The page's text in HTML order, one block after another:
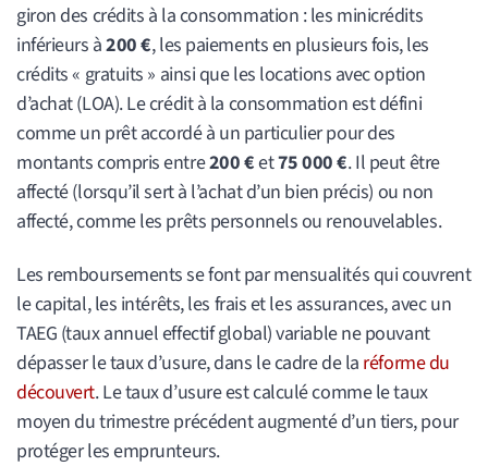
giron des crédits à la consommation : les minicrédits
inférieurs à200 €, les paiements en plusieurs fois, les
crédits « gratuits » ainsi que les locations avec option
d’achat (LOA). Le crédit à la consommation est défini
comme un prêt accordé à un particulier pour des
montants compris entre200 €et75 000 €. Il peut être
affecté (lorsqu’il sert à l’achat d’un bien précis) ou non
affecté, comme les prêts personnels ou renouvelables.
Les remboursements se font par mensualités qui couvrent
le capital, les intérêts, les frais et les assurances, avec un
TAEG (taux annuel effectif global) variable ne pouvant
dépasser le taux d’usure, dans le cadre de la réforme du
découvert. Le taux d’usure est calculé comme le taux
moyen du trimestre précédent augmenté d’un tiers, pour
protéger les emprunteurs.